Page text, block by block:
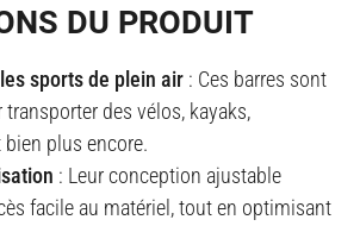
DU PRODUIT
sports de plein air : Ces barres sont
des vélos, kayaks,
plus encore.
: Leur conception ajustable
facile au matériel, tout en optimisant